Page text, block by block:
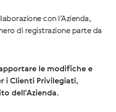
con l’Azienda,
di registrazione parte da
le modifiche e
i Clienti Privilegiati,
dell'Azienda.